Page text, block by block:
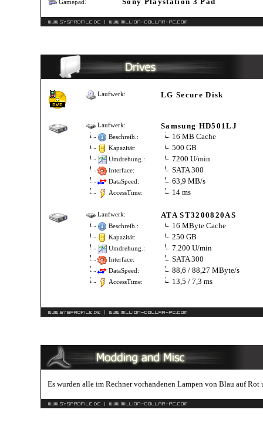
Gamepad
Laufwerk: LG Secure Disk
Laufwerk: Samsung HD501LJ
Beschreib.: 16 MB Cache
Kapazität: 500 GB
Umdrehung.: 7200 U/min
Interface: SATA 300
DataSpeed: 63,9 MB/s
AccessTime: 14 ms
Laufwerk: ATA ST3200820AS
Beschreib.: 16 MByte Cache
Kapazität: 250 GB
Umdrehung.: 7.200 U/min
Interface: SATA 300
DataSpeed: 88,6 / 88,27 MByte/s
AccessTime: 13,5 / 7,3 ms
Es wurden alle im Rechner vorhandenen Lampen von Blau auf Rot